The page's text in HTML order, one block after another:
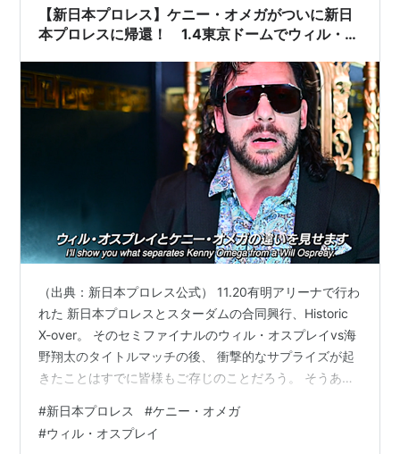
www.youtube.com はたしてケニーはどのような理由か
ら新日本プ…
【新日本プロレス】ケニー・オメガがついに新日
本プロレスに帰還！ 1.4東京ドームでウィル・オ
（出典：新日本プロレス公式） 11.20有明アリーナで行わ
れた 新日本プロレスとスターダムの合同興行、Historic
X-over。 そのセミファイナルのウィル・オスプレイvs海
野翔太のタイトルマッチの後、 衝撃的なサプライズが起
きたことはすでに皆様もご存じのことだろう。 そうあの
だ。 👇 www.youtube.com 今回対戦を表明したオスプレ
イとは長らくSNSなどでも抗争が続いているが、 その抗
#新日本プロレス #ケニー・オメガ
#ウィル・オスプレイ